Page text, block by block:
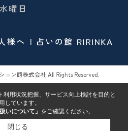
曜日
様へ 占いの館 RIRINKA
ョン館株式会社 All Rights Reserved.
用状況把握、サービス向上検討を目的と
しています。
いについて」 をご確認ください。
閉じる